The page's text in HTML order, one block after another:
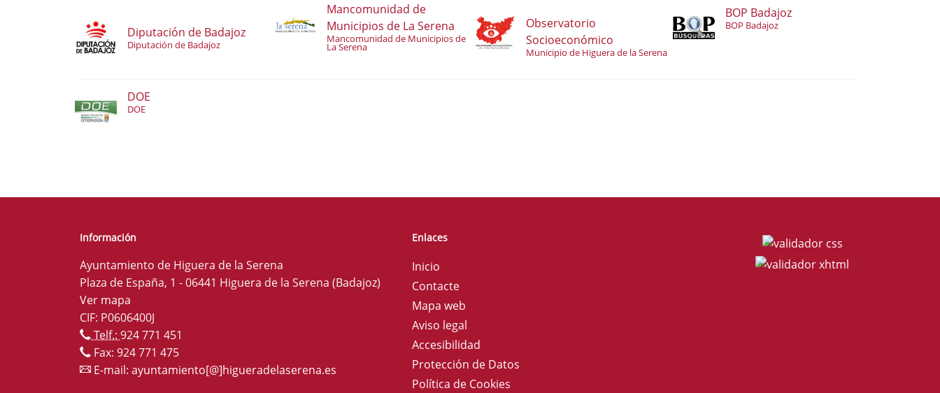
Diputación de Badajoz
Diputación de Badajoz
Mancomunidad de
Municipios de La Serena
Mancomunidad de Municipios de
La Serena
Observatorio
Socioeconómico
Municipio de Higuera de la Serena
BOP Badajoz
BOP Badajoz
DOE
DOE
Información
Ayuntamiento de Higuera de la Serena
Plaza de España, 1 - 06441 Higuera de la Serena (Badajoz)
Ver mapa
CIF: P0606400J
Telf.:924 771 451
Fax: 924 771 475
E-mail: ayuntamiento[@]higueradelaserena.es
Enlaces
Inicio
Contacte
Mapa web
Aviso legal
Accesibilidad
Protección de Datos
Política de Cookies